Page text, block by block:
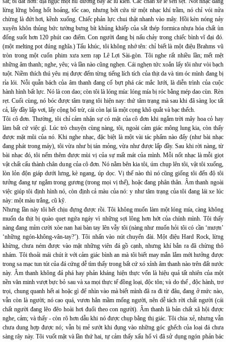
lừng lững bỗng hốt hoảng, tốc cao, nhưng bởi cứa từ một nhạc khí trầm, nó chỉ vói nửa
chừng là đứt hơi, kềnh xuống. Chiếc phản lực chui thật nhanh vào mây. Hồi kèn nóng nảy
xuyên khôn thủng bức tường bưng bít khủng khiếp của sắt thép formica nhựa hóa chất ùn
đống suốt hơn 120 phút cao điểm. Con người đang bị nấu chảy trong chiếc bình vĩ đại đó.
(một melting pot đúng nghĩa.) Tấu khúc, tôi không nhớ tên: chỉ biết là một điệu Brahms vũ
tròn trong một cuốn phim xưa xem rạp Lê Lợi Sài-gòn. Tôi nghe rất nhiều lần; mết mệt
những âm thanh; nghe, yêu; và lần nào cũng nghẹn. Cái nghẹn tức xoắn lấy tôi như vòi bạch
tuột. Niềm thích thú yêu mị được đếm từng tiếng lích tích của thịt da và tim óc mình đang bị
rỉa lói. Nỗi quẫn bách của âm thanh đang cố bựt phá các mắc lưới, là diễn trình của cuộc
hành hình bất lực. Nó là con dao; còn tôi là lóng mía: lóng mía bị róc bằng mép dao cùn. Rèn
rẹt. Cuối cùng, nó bóc được tâm trạng tôi hiện nay: thứ tâm trạng mà sau khi đã sàng lọc tất
cả, lấy đầy lấp vơi, lấy cộng bổ trừ, cái còn lại là một cọng khô quắt và bạc thếch.
Tôi cô đơn. Thường, tôi chỉ cảm nhận sự có mặt của cô đơn khi ngắm trời mây hoa cỏ hay
làm bất cứ việc gì. Lúc trò chuyện cùng nàng, tôi, ngoài cảm giác mông lung kia, còn thấy
được mặt mũi của nó. Khi nghe nhạc, đặc biệt là một vài tác phẩm nào đấy (như bài nhạc
đang phát trong máy), tôi vừa như bị tán mỏng, vừa như được lấp đầy. Sau khi rời nàng, từ
bài nhạc đó, tôi nếm thêm được mùi vị của sự mất mát của mình. Mỗi nốt nhạc là mỗi giọt
vật chất cấu thành chân dung của cô đơn. Nó nằm bên kia tôi, úm chụp lên tôi, vật tôi xuống,
lòn lỏn độn giáp dưới lưng, kè ngang, úp dọc. Vị thế nào thì nó cũng giống tôi đến độ tôi
tưởng đang tự ngắm trong gương (trong mọi vị thế), hoặc đang phân thân. Âm thanh ngoài
việc giúp tôi định hình nó, còn định cả màu của nó: y như tâm trạng của tôi đang lái xe lúc
này: một màu trắng, cũ kỹ.
Nhưng lần này tôi hết chịu đựng được rồi. Tôi không muốn làm một lóng mía, càng không
muốn da thịt bị quào quẹt ngứa ngáy vì những sợi lông hơn hớt của chính mình. Tôi thấy
nàng đang mỉm cười xòe nan hai bàn tay lên vẫy tôi (nàng như muốn hỏi tôi có cần ‘mượn’
‘những ngón-không-vân-tay?’). Tôi nhấn vào nút chuyển đài. Một điệu Hard Rock, lừng
khừng, chưa ném được vào mặt những viên đá gồ cạnh, nhưng khí bắn ra đã chừng thô
nhám. Tôi thoải mái chút ít với cảm giác bình an mà tôi biết may mắn lắm mới hưởng được
trong sa mạc tun tút của đá cứng dễ tìm thấy trong bất cứ xó xỉnh âm thanh nào trên đất nước
này. Âm thanh không đả phá hay phản kháng hiện thực vốn là hiệu quả tất nhiên của một
nền văn minh vượt bực bỏ sau và xa mọi thực tế đồng loại, độc tôn; và do thế , độc hành, trơ
trọi, chung quanh hết ai hoặc gì để nhìn vào mà biết mình đã ra đi từ đâu, đang ở mức nào,
vẫn còn là người; nó cao quá, vươn hẳn mầm mống người, nên dễ tách rời chất người (cái
chất người đang lẽo đẽo hoài hơi đuổi theo con người). Âm thanh là bản chất xã hội được
nghe, cảm; và thấy - còn rõ hơn dẫu khi nó được chụp bằng thị giác. Tôi chia xẻ, nhưng vẫn
chưa dung hợp được nó; vẫn bị mẻ sướt khi đụng vào những góc ghếch của loại đá chưa
sàng rây này. Tôi vuốt mặt và lần thứ hai, tự cảm thấy xấu hổ vì đã sử dụng ngón phản bác